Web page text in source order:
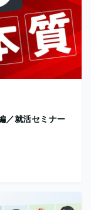
／就活セミナー